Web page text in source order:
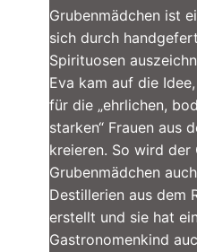
Grubenmädchen ist
sich durch
Spirituosen
Eva kam auf die
für die „ehrlichen,
starken“ Frauen aus
kreieren. So wird der
Grubenmädchen
Destillerien aus dem
erstellt und sie hat
Gastronomenkind